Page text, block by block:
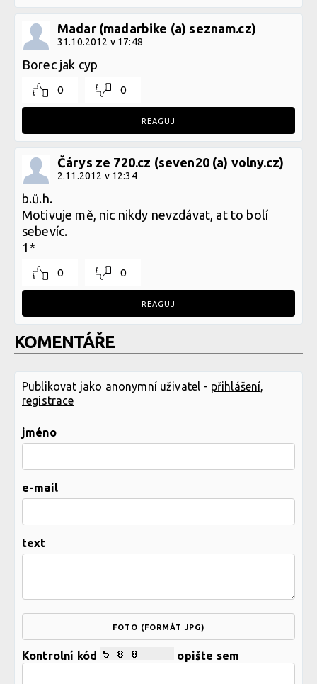
Madar (madarbike (a) seznam.cz)
31.10.2012 v 17:48
Borec jak cyp
0 0
REAGUJ
Čárys ze 720.cz (seven20 (a) volny.cz)
2.11.2012 v 12:34
b.ů.h.
Motivuje mě, nic nikdy nevzdávat, at to bolí
sebevíc.
1*
0 0
REAGUJ
KOMENTÁŘE
Publikovat jako anonymní uživatel - přihlášení,
registrace
jméno
e-mail
text
FOTO (FORMÁT JPG)
Kontrolní kód opište sem